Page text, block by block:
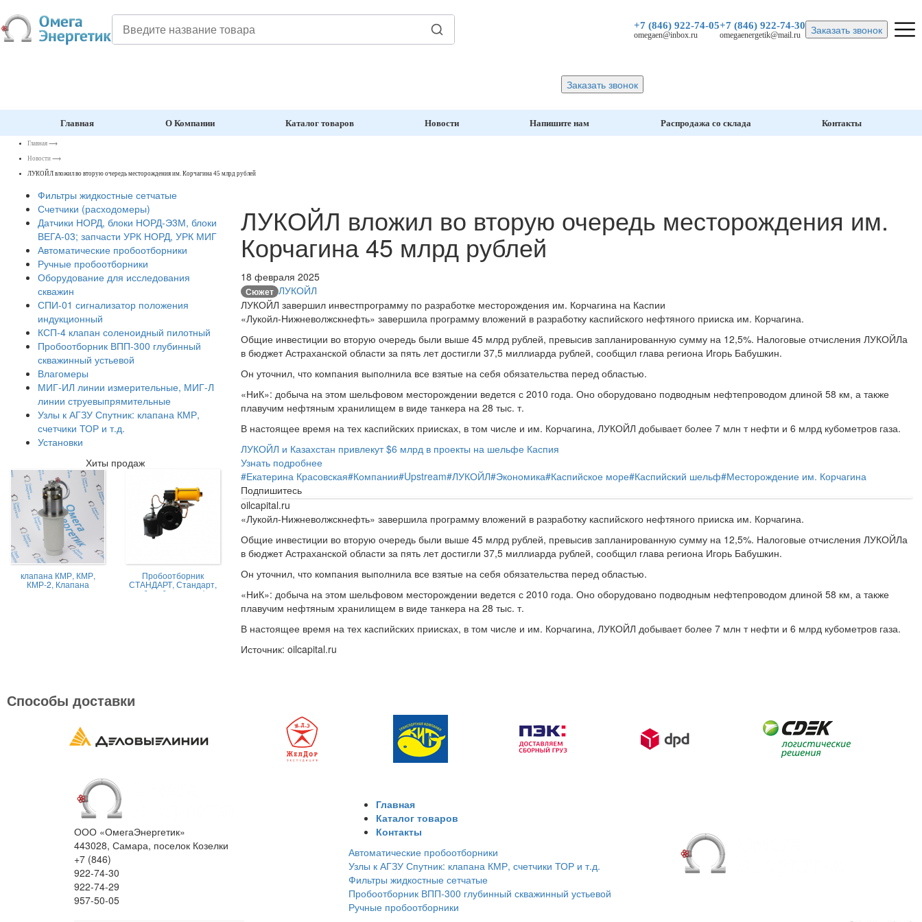
+7 (846) 922-74-05
omegaen@inbox.ru
+7 (846) 922-74-30
omegaenergetik@mail.ru Заказать звонок
Заказать звонок
Главная О Компании Каталог товаров Новости Напишите нам Распродажа со склада Контакты
Главная ⟶
Новости ⟶
ЛУКОЙЛ вложил во вторую очередь месторождения им. Корчагина 45 млрд рублей
ЛУКОЙЛ вложил во вторую очередь месторождения им.
Корчагина 45 млрд рублей
18 февраля 2025
Сюжет ЛУКОЙЛ
ЛУКОЙЛ завершил инвестпрограмму по разработке месторождения им. Корчагина на Каспии
«Лукойл-Нижневолжскнефть» завершила программу вложений в разработку каспийского нефтяного прииска им. Корчагина.
Общие инвестиции во вторую очередь были выше 45 млрд рублей, превысив запланированную сумму на 12,5%. Налоговые отчисления ЛУКОЙЛа
в бюджет Астраханской области за пять лет достигли 37,5 миллиарда рублей, сообщил глава региона Игорь Бабушкин.
Он уточнил, что компания выполнила все взятые на себя обязательства перед областью.
«НиК»: добыча на этом шельфовом месторождении ведется с 2010 года. Оно оборудовано подводным нефтепроводом длиной 58 км, а также
плавучим нефтяным хранилищем в виде танкера на 28 тыс. т.
В настоящее время на тех каспийских приисках, в том числе и им. Корчагина, ЛУКОЙЛ добывает более 7 млн т нефти и 6 млрд кубометров газа.
ЛУКОЙЛ и Казахстан привлекут $6 млрд в проекты на шельфе Каспия
Узнать подробнее
#Екатерина Красовская#Компании#Upstream#ЛУКОЙЛ#Экономика#Каспийское море#Каспийский шельф#Месторождение им. Корчагина
Подпишитесь
oilcapital.ru
«Лукойл-Нижневолжскнефть» завершила программу вложений в разработку каспийского нефтяного прииска им. Корчагина.
Общие инвестиции во вторую очередь были выше 45 млрд рублей, превысив запланированную сумму на 12,5%. Налоговые отчисления ЛУКОЙЛа
в бюджет Астраханской области за пять лет достигли 37,5 миллиарда рублей, сообщил глава региона Игорь Бабушкин.
Он уточнил, что компания выполнила все взятые на себя обязательства перед областью.
«НиК»: добыча на этом шельфовом месторождении ведется с 2010 года. Оно оборудовано подводным нефтепроводом длиной 58 км, а также
плавучим нефтяным хранилищем в виде танкера на 28 тыс. т.
В настоящее время на тех каспийских приисках, в том числе и им. Корчагина, ЛУКОЙЛ добывает более 7 млн т нефти и 6 млрд кубометров газа.
Источник: oilcapital.ru
Фильтры жидкостные сетчатые
Счетчики (расходомеры)
Датчики НОРД, блоки НОРД-Э3М, блоки
ВЕГА-03; запчасти УРК НОРД, УРК МИГ
Автоматические пробоотборники
Ручные пробоотборники
Оборудование для исследования
скважин
СПИ-01 сигнализатор положения
индукционный
КСП-4 клапан соленоидный пилотный
Пробоотборник ВПП-300 глубинный
скважинный устьевой
Влагомеры
МИГ-ИЛ линии измерительные, МИГ-Л
линии струевыпрямительные
Узлы к АГЗУ Спутник: клапана КМР,
счетчики ТОР и т.д.
Установки
Хиты продаж
клапана КМР, КМР,
КМР-2, Клапана
магниторегулируемые
Пробоотборник
СТАНДАРТ, Стандарт,
пробоотборник нефти,
Способы доставки
ООО «ОмегаЭнергетик»
443028, Самара, поселок Козелки
+7 (846)
922-74-30
922-74-29
957-50-05
Главная
Каталог товаров
Контакты
Автоматические пробоотборники
Узлы к АГЗУ Спутник: клапана КМР, счетчики ТОР и т.д.
Фильтры жидкостные сетчатые
Пробоотборник ВПП-300 глубинный скважинный устьевой
Ручные пробоотборники